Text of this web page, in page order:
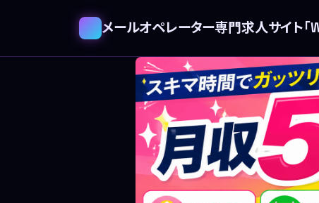
メールオペレーター専門求人サイト「